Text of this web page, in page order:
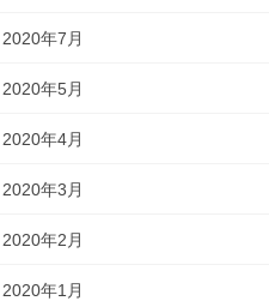
2020年7月
2020年5月
2020年4月
2020年3月
2020年2月
2020年1月